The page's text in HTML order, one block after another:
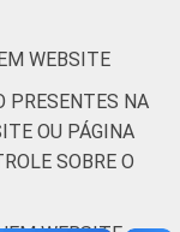
WEBSITE
PRESENTES NA
OU PÁGINA
SOBRE O